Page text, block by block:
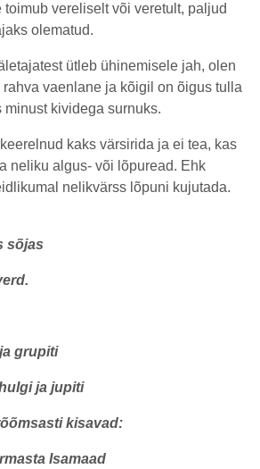
toimub vereliselt või veretult, paljud
olematud.
ütleb ühinemisele jah, olen
rahva vaenlane ja kõigil on õigus tulla
kividega surnuks.
kaks värsirida ja ei tea, kas
neliku algus- või lõpuread. Ehk
nelikvärss lõpuni kujutada.
sõjas
grupiti
ja jupiti
kisavad:
Isamaad